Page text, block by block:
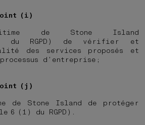
(i)
de Stone Island
du RGPD) de vérifier et
des services proposés et
d’entreprise;
(j)
de Stone Island de protéger
6 (1) du RGPD).